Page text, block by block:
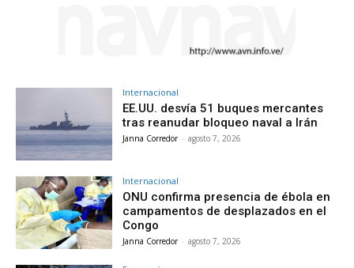
Internacional
EE.UU. desvía 51 buques mercantes
tras reanudar bloqueo naval a Irán
Janna Corredor - agosto 7, 2026
Internacional
ONU confirma presencia de ébola en
campamentos de desplazados en el
Congo
Janna Corredor - agosto 7, 2026